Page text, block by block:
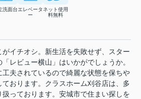
洗面台エレベータ
ー
ネット使用
料無料
がイチオシ。新生活を失敗せず、スター
レビュー横山」はいかがでしょうか。
夫されているので綺麗な状態を保ちや
おります。クラスホーム刈谷店は、多
っております。安城市で住まい探しを